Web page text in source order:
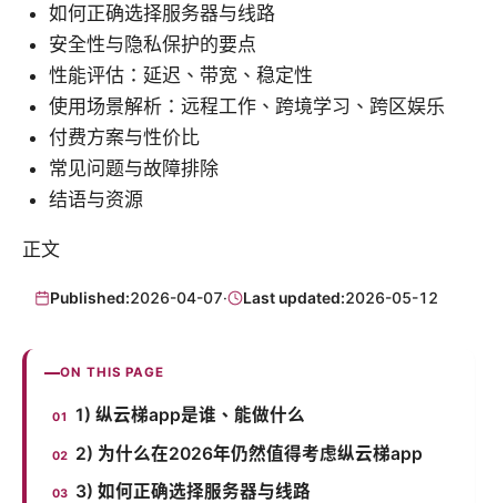
如何正确选择服务器与线路
安全性与隐私保护的要点
性能评估：延迟、带宽、稳定性
使用场景解析：远程工作、跨境学习、跨区娱乐
付费方案与性价比
常见问题与故障排除
结语与资源
正文
Published:2026-04-07· Last updated:2026-05-12
ON THIS PAGE
1) 纵云梯app是谁、能做什么
2) 为什么在2026年仍然值得考虑纵云梯app
3) 如何正确选择服务器与线路